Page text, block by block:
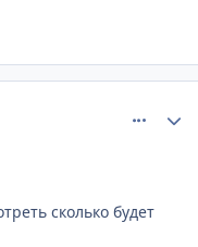
сколько будет